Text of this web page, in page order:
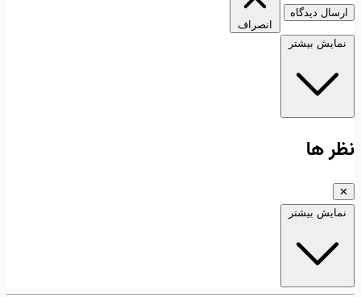
ارسال دیدگاه
انصراف
نمایش بیشتر
نظر ها
✕
نمایش بیشتر